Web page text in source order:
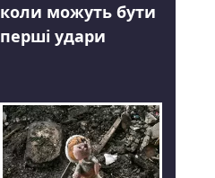
коли можуть бути
перші удари